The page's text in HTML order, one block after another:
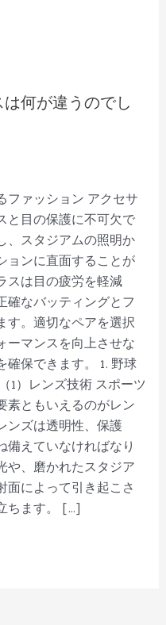
何が違うのでし
ファッション アクセサ
と目の保護に不可欠で
、スタジアムの照明か
ョンに直面することが
スは目の疲労を軽減
確なバッティングとフ
す。適切なペアを選択
ーマンスを向上させな
保できます。 1. 野球
1）レンズ技術 スポーツ
素ともいえるのがレン
ンズは透明性、保護
えていなければなり
や、磨かれたスタジア
面によって引き起こさ
ちます。 […]